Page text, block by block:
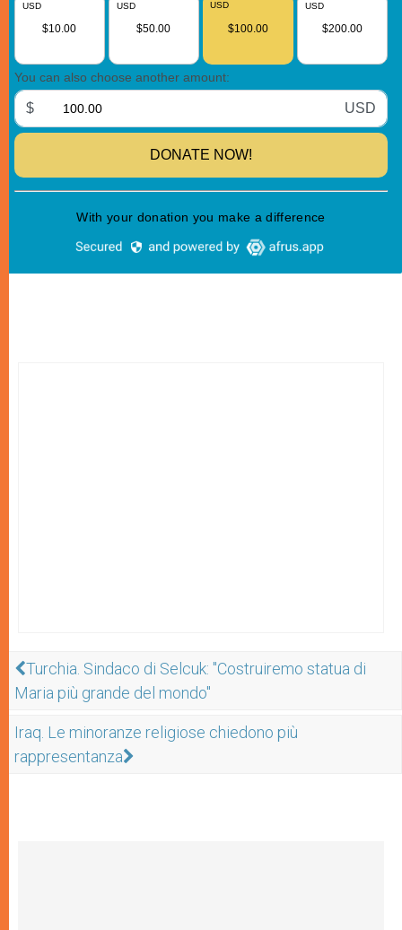
Turchia. Sindaco di Selcuk: "Costruiremo statua di
Maria più grande del mondo"
Iraq. Le minoranze religiose chiedono più
rappresentanza